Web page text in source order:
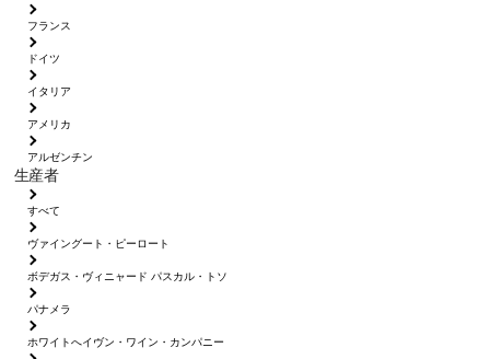
フランス
ドイツ
イタリア
アメリカ
アルゼンチン
生産者
すべて
ヴァイングート・ピーロート
ボデガス・ヴィニャード パスカル・トソ
パナメラ
ホワイトへイヴン・ワイン・カンパニー